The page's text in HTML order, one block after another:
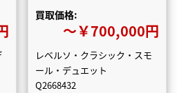
買取価格:
〜￥700,000円
レベルソ・クラシック・スモ
ール・デュエット
Q2668432